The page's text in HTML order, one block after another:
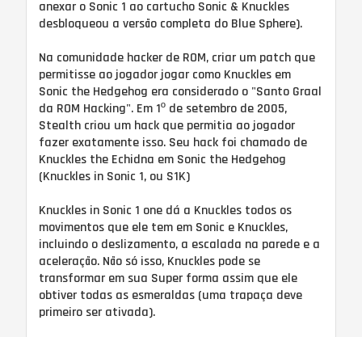
anexar o Sonic 1 ao cartucho Sonic & Knuckles
desbloqueou a versão completa do Blue Sphere).
Na comunidade hacker de ROM, criar um patch que
permitisse ao jogador jogar como Knuckles em
Sonic the Hedgehog era considerado o "Santo Graal
da ROM Hacking". Em 1º de setembro de 2005,
Stealth criou um hack que permitia ao jogador
fazer exatamente isso. Seu hack foi chamado de
Knuckles the Echidna em Sonic the Hedgehog
(Knuckles in Sonic 1, ou S1K)
Knuckles in Sonic 1 one dá a Knuckles todos os
movimentos que ele tem em Sonic e Knuckles,
incluindo o deslizamento, a escalada na parede e a
aceleração. Não só isso, Knuckles pode se
transformar em sua Super forma assim que ele
obtiver todas as esmeraldas (uma trapaça deve
primeiro ser ativada).